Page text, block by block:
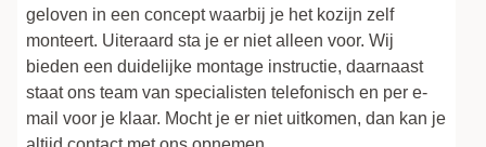
geloven in een concept waarbij je het kozijn zelf
monteert. Uiteraard sta je er niet alleen voor. Wij
bieden een duidelijke montage instructie, daarnaast
staat ons team van specialisten telefonisch en per e-
mail voor je klaar. Mocht je er niet uitkomen, dan kan je